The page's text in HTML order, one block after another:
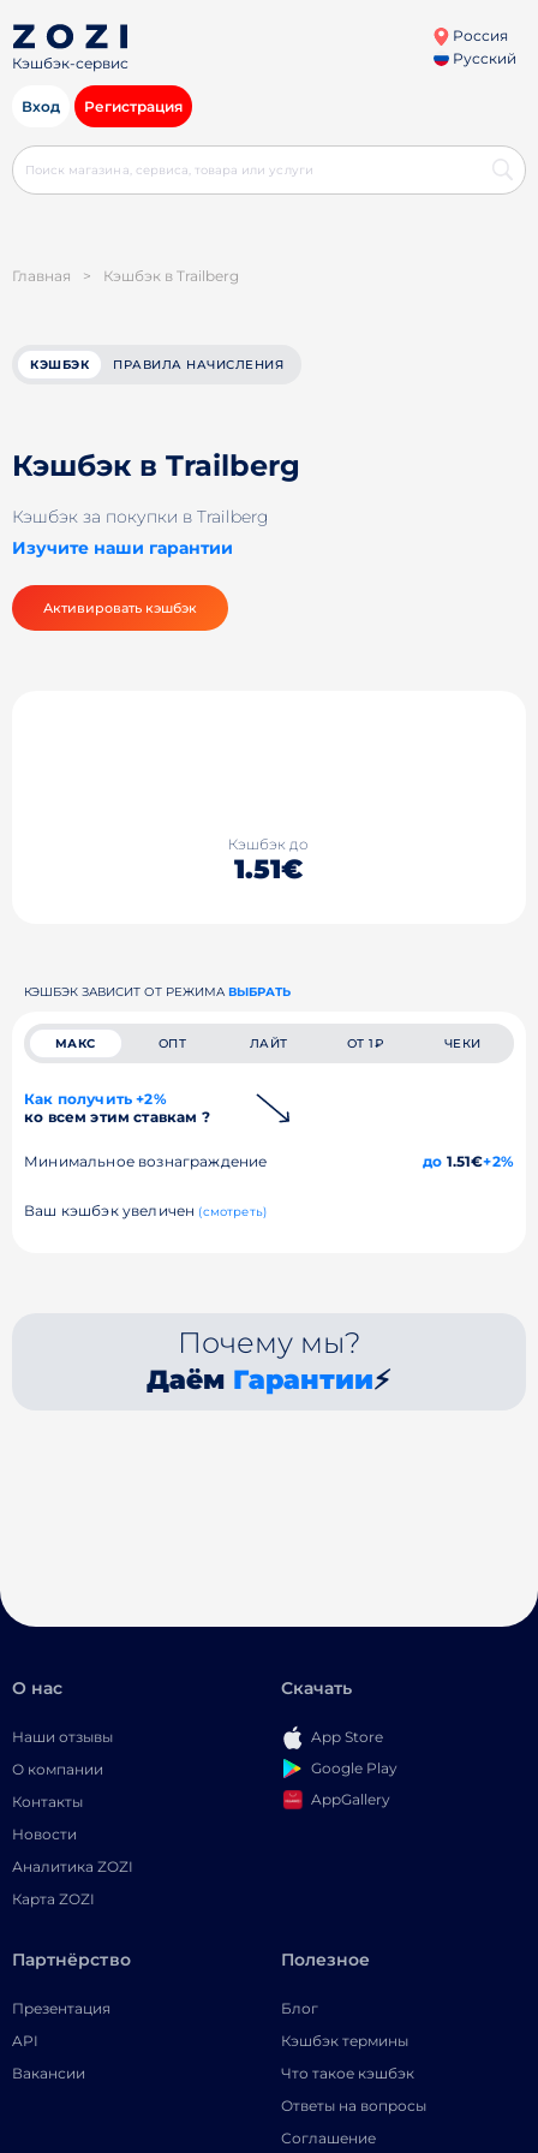
Кэшбэк-сервис
Россия
Русский
Вход Регистрация
Главная > Кэшбэк в Trailberg
КЭШБЭК ПРАВИЛА НАЧИСЛЕНИЯ
Кэшбэк в Trailberg
Кэшбэк за покупки в Trailberg
Изучите наши гарантии
Активировать кэшбэк
Кэшбэк до
1.51€
КЭШБЭК ЗАВИСИТ ОТ РЕЖИМА ВЫБРАТЬ
МАКС ОПТ ЛАЙТ ОТ 1₽ ЧЕКИ
Как получить +2%
ко всем этим ставкам ?
Минимальное вознаграждение до 1.51€+2%
Ваш кэшбэк увеличен (смотреть)
Почему мы?
Даём Гарантии⚡
О нас
Наши отзывы
О компании
Контакты
Новости
Аналитика ZOZI
Карта ZOZI
Скачать
App Store
Google Play
AppGallery
Партнёрство
Презентация
API
Вакансии
Полезное
Блог
Кэшбэк термины
Что такое кэшбэк
Ответы на вопросы
Соглашение